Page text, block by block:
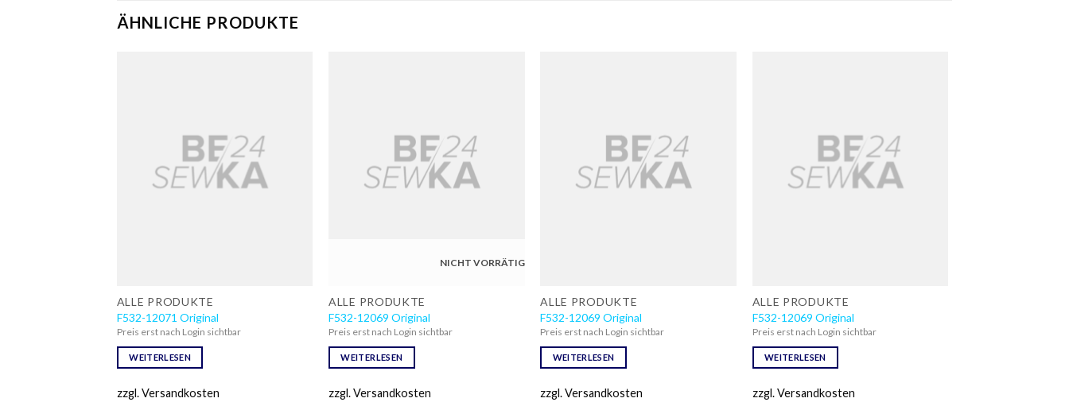
ÄHNLICHE PRODUKTE
ALLE PRODUKTE
F532-12071 Original
Preis erst nach Login sichtbar
WEITERLESEN
zzgl. Versandkosten
NICHT VORRÄTIG
ALLE PRODUKTE
F532-12069 Original
Preis erst nach Login sichtbar
WEITERLESEN
zzgl. Versandkosten
ALLE PRODUKTE
F532-12069 Original
Preis erst nach Login sichtbar
WEITERLESEN
zzgl. Versandkosten
ALLE PRODUKTE
F532-12069 Original
Preis erst nach Login sichtbar
WEITERLESEN
zzgl. Versandkosten